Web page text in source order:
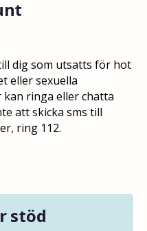
dig som utsatts för hot
eller sexuella
ringa eller chatta
att skicka sms till
ring 112.
stöd